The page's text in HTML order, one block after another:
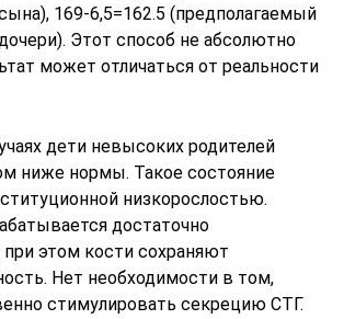
169-6,5=162.5 (предполагаемый
Этот способ не абсолютно
может отличаться от реальности
дети невысоких родителей
ниже нормы. Такое состояние
низкорослостью.
достаточно
этом кости сохраняют
Нет необходимости в том,
стимулировать секрецию СТГ.